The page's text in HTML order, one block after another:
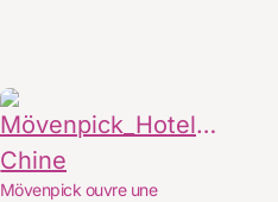
Mövenpick ouvre une